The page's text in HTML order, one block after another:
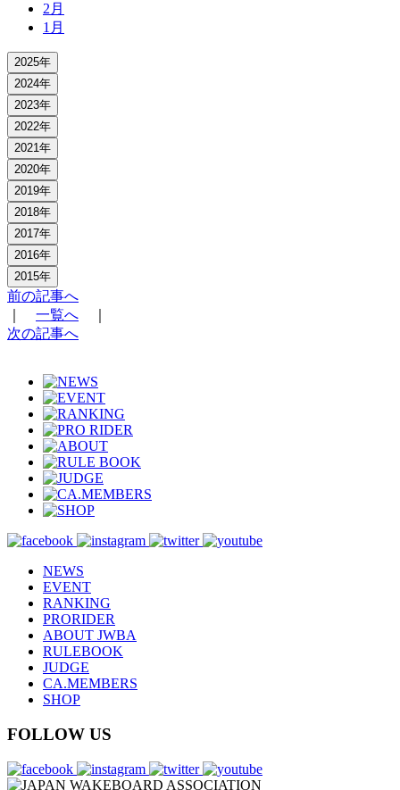
2月
1月
2025年
2024年
2023年
2022年
2021年
2020年
2019年
2018年
2017年
2016年
2015年
前の記事へ
一覧へ
次の記事へ
NEWS
EVENT
RANKING
PRORIDER
ABOUT JWBA
RULEBOOK
JUDGE
CA.MEMBERS
SHOP
FOLLOW US